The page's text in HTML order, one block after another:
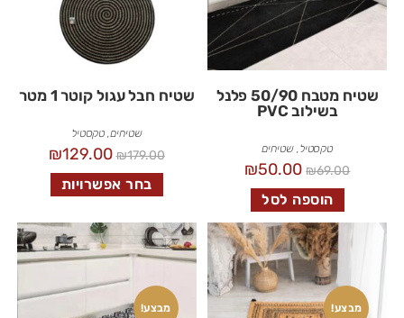
שטיח מטבח 50/90 פלנל
בשילוב PVC
טקסטיל,שטיחים
₪69.00
₪50.00
הוספה לסל
שטיח חבל עגול קוטר 1 מטר
שטיחים, טקסטיל
₪179.00
₪129.00
בחר אפשרויות
מבצע! מבצע!